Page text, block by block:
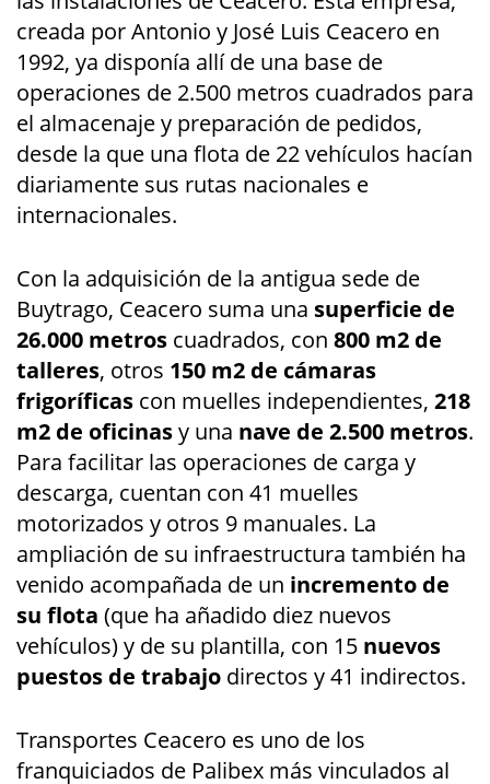
creada por Antonio y José Luis Ceacero en
1992, ya disponía allí de una base de
operaciones de 2.500 metros cuadrados para
el almacenaje y preparación de pedidos,
desde la que una flota de 22 vehículos hacían
diariamente sus rutas nacionales e
internacionales.
Con la adquisición de la antigua sede de
Buytrago, Ceacero suma una superficie de
26.000 metros cuadrados, con 800 m2 de
talleres, otros 150 m2 de cámaras
frigoríficas con muelles independientes, 218
m2 de oficinasy una nave de 2.500 metros.
Para facilitar las operaciones de carga y
descarga, cuentan con 41 muelles
motorizados y otros 9 manuales. La
ampliación de su infraestructura también ha
venido acompañada de un incremento de
su flota (que ha añadido diez nuevos
vehículos) y de su plantilla, con 15 nuevos
puestos de trabajo directos y 41 indirectos.
Transportes Ceacero es uno de los
franquiciados de Palibex más vinculados al